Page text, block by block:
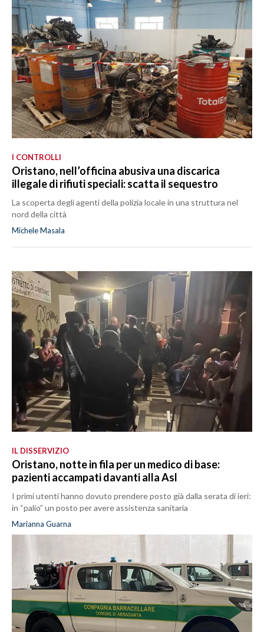
I CONTROLLI
Oristano, nell’officina abusiva una discarica
illegale di rifiuti speciali: scatta il sequestro
La scoperta degli agenti della polizia locale in una struttura nel
nord della città
Michele Masala
IL DISSERVIZIO
Oristano, notte in fila per un medico di base:
pazienti accampati davanti alla Asl
I primi utenti hanno dovuto prendere posto già dalla serata di ieri:
in “palio” un posto per avere assistenza sanitaria
Marianna Guarna